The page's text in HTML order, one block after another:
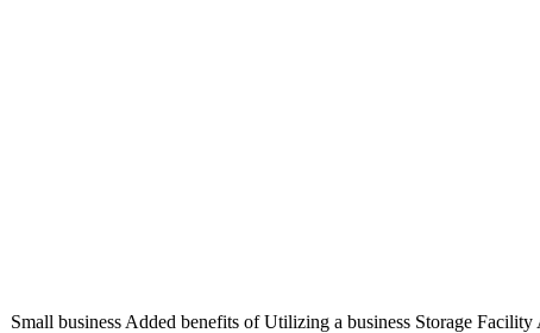
Small business Added benefits of Utilizing a business Storage